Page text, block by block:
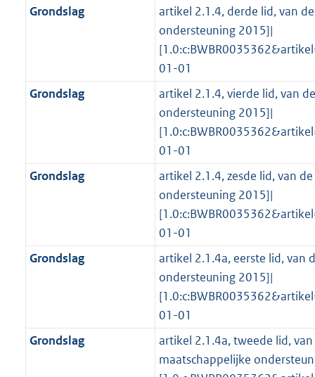
Grondslag
artikel 2.1.4, derde lid, van
ondersteuning 2015]|
01-01
Grondslag
artikel 2.1.4, vierde lid, van
ondersteuning 2015]|
01-01
Grondslag
artikel 2.1.4, zesde lid, van
ondersteuning 2015]|
01-01
Grondslag
artikel 2.1.4a, eerste lid, van
ondersteuning 2015]|
01-01
Grondslag
artikel 2.1.4a, tweede lid,
maatschappelijke